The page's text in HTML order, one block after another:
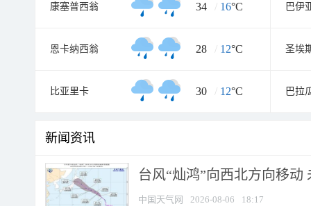
康塞普西翁 34 / 16°C 巴伊
恩卡纳西翁 28 / 12°C 圣埃
比亚里卡 30 / 12°C 巴拉
新闻资讯
台风“灿鸿”向西北方向移动
中国天气网 2026-08-06 18:17